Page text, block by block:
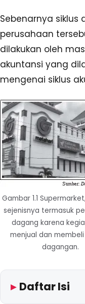
Sebenarnya
perusahaan
dilakukan oleh
akuntansi yang
mengenai siklus
Gambar 1.1
sejenisnya termasuk
dagang karena
menjual dan
dagangan.
Daftar Isi